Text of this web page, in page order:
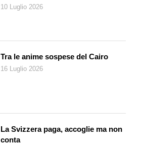
10 Luglio 2026
Tra le anime sospese del Cairo
16 Luglio 2026
La Svizzera paga, accoglie ma non
conta